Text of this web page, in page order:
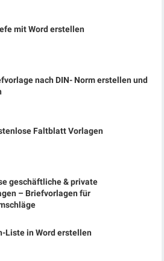
mit Word erstellen
nach DIN- Norm erstellen und
Faltblatt Vorlagen
geschäftliche & private
– Briefvorlagen für
Liste in Word erstellen